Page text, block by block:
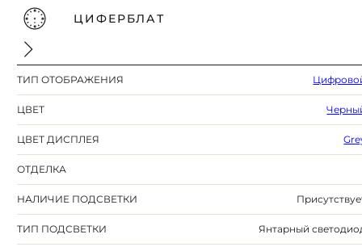
ЦИФЕРБЛАТ
ТИП ОТОБРАЖЕНИЯ
ЦВЕТ
ЦВЕТ ДИСПЛЕЯ
ОТДЕЛКА
НАЛИЧИЕ ПОДСВЕТКИ
ТИП ПОДСВЕТКИ Янтарный